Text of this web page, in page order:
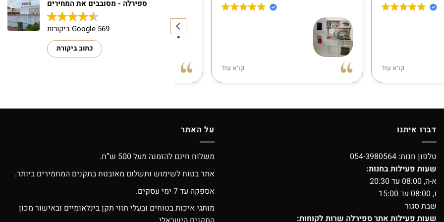
ספירלה - מסובבים את המחירים
569 Google ביקורות
כתוב ביקורת
הזמנתי לאילת מטבח מעץ והיה חשוב לי
שיגיע מהר ..יצרתי קשר ודיברתי עם מישהו
בשם לירון שנתן לי שירות מדהייייםםםם
תודה ❤❣️
קרא עוד
מטבח עץ לילדים, השירות היה
את המארז וגיליתי שחסר
אליהם ותוך שניה ענה לי
אגב, המטבח מהמם!
קרא עוד
דברו איתנו
טלפון חנות: 054-3980564
שעות פעילות בחנות:
א-ה, 08:00 עד 20:30
ו, 08:00 עד 15:00
שבת סגור
שעות פעילות אתר ספירלה שרות לקוחות:
על האתר
משלוח חינם להזמנה מעל 500 ש”ח.
אתר בטוח לשימוש ותשלום מאובטח בתקנים המחמירים ביותר.
אספקה עד 7 ימי עסקים.
מותגי איכות בטוחים ובעלי תווי תקן בינלאומיים ובאישור מכון